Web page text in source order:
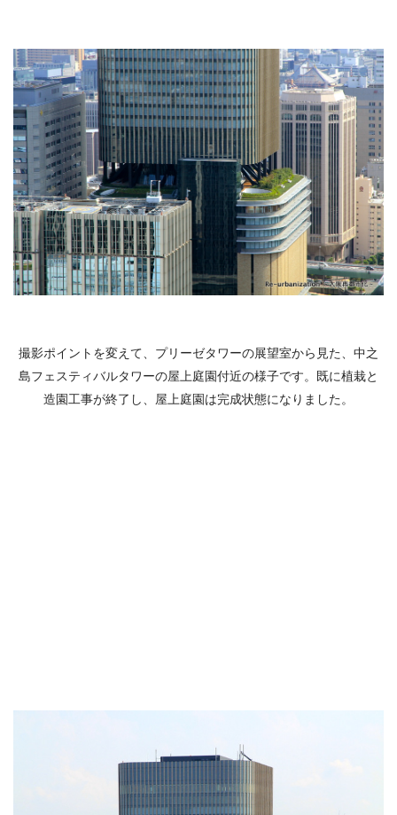
撮影ポイントを変えて、プリーゼタワーの展望室から見た、中之
島フェスティバルタワーの屋上庭園付近の様子です。既に植栽と
造園工事が終了し、屋上庭園は完成状態になりました。